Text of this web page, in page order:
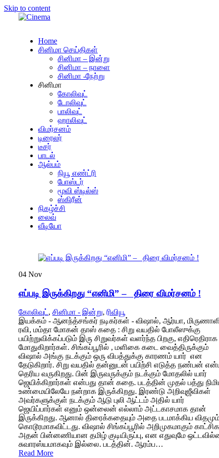
Skip to content
Home
சினிமா செய்திகள்
சினிமா – இன்று
சினிமா – நாளை
சினிமா -நேற்று
சினிமா
கோலிவுட்
டோலிவுட்
பாலிவுட்
ஹாலிவுட்
விமர்சனம்
டிரைலர்
டீசர்
பாடல்
ஆல்பம்
நியூ எண்ட்ரி
போஸ்டர்
மூவி ஸ்டில்ஸ்
ஸ்கிரீன்
நிகழ்ச்சி
லைவ்
வீடியோ
04 Nov
எப்படி இருக்கிறது “எனிமி” – திரை விமர்சனம் !
கோலிவுட், சினிமா - இன்று, ரிவியூ
இயக்கம் - ஆனந்த்சங்கர் நடிகர்கள் - விஷால், ஆர்யா,
ரவி, மம்தா மோகன் தாஸ் கதை : சிறு வயதில் போலீஸுக்கு
பயிற்றுவிக்கப்படும் இரு சிறுவர்கள் வளர்ந்த பிறகு, எதிரெதிராக
மோதுகிறார்கள். சிங்கப்பூரில் , மளிகை கடை வைத்திருக்கும்
விஷால் அங்கு நடக்கும் ஒரு விபத்துக்கு காரணம் யார் என
தேடுகிறார். சிறு வயதில் தன்னுடன் பயிற்சி எடுத்த நண்பன்
தெரிய வருகிறது. பின் இருவருக்கும் நடக்கும் மோதலில் யார்
ஜெயிக்கிறார்கள் என்பது தான் கதை. படத்தின் முதல் பத்து
உண்மையிலேயே நன்றாக இருக்கிறது. இரண்டு அறிவுஜீவிகள்
அவர்களுக்குள் நடக்கும் ஆடு புலி ஆட்டம் அதில் யார்
ஜெயிப்பார்கள் எனும் ஒன்லைன் எல்லாம் அட்டகாசமாக தான்
இருக்கிறது. ஆனால் திரைக்கதையும் அதை படமாக்கிய
கொடூரமாகவிட்டது. விஷால் சிங்கப்பூரில் அறிமுகமாகும்
அதன் பின்னணியான தமிழ் குடியிருப்பு, என எதுவுமே
சுவாரஸ்யமாகவும் இல்லை. படத்தின். ஆரம்ப…
Read More